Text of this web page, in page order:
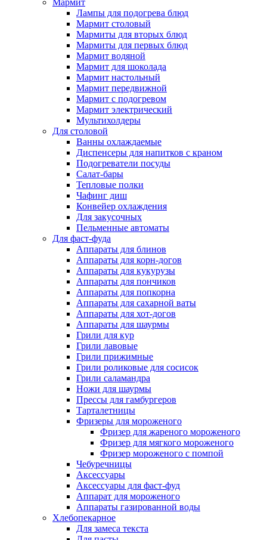
Мармит
Лампы для подогрева блюд
Мармит столовый
Мармиты для вторых блюд
Мармиты для первых блюд
Мармит водяной
Мармит для шоколада
Мармит настольный
Мармит передвижной
Мармит с подогревом
Мармит электрический
Мультихолдеры
Для столовой
Ванны охлаждаемые
Диспенсеры для напитков с краном
Подогреватели посуды
Салат-бары
Тепловые полки
Чафинг диш
Конвейер охлаждения
Для закусочных
Пельменные автоматы
Для фаст-фуда
Аппараты для блинов
Аппараты для корн-догов
Аппараты для кукурузы
Аппараты для пончиков
Аппараты для попкорна
Аппараты для сахарной ваты
Аппараты для хот-догов
Аппараты для шаурмы
Грили для кур
Грили лавовые
Грили прижимные
Грили роликовые для сосисок
Грили саламандра
Ножи для шаурмы
Прессы для гамбургеров
Тарталетницы
Фризеры для мороженого
Фризер для жареного мороженого
Фризер для мягкого мороженого
Фризер мороженого с помпой
Чебуречницы
Аксессуары
Аксессуары для фаст-фуд
Аппарат для мороженого
Аппараты газированной воды
Хлебопекарное
Для замеса текста